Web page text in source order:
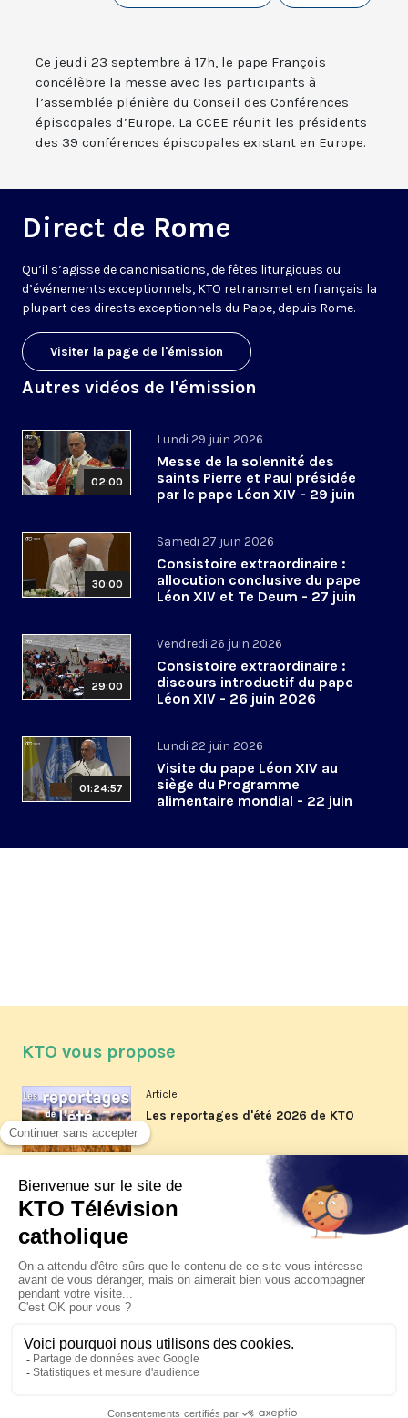
Ce jeudi 23 septembre à 17h, le pape François
concélèbre la messe avec les participants à
l’assemblée plénière du Conseil des Conférences
épiscopales d’Europe. La CCEE réunit les présidents
des 39 conférences épiscopales existant en Europe.
Direct de Rome
Qu’il s’agisse de canonisations, de fêtes liturgiques ou
d’événements exceptionnels, KTO retransmet en français la
plupart des directs exceptionnels du Pape, depuis Rome.
Visiter la page de l'émission
Autres vidéos de l'émission
02:00
Lundi 29 juin 2026
Messe de la solennité des
saints Pierre et Paul présidée
par le pape Léon XIV - 29 juin
30:00
Samedi 27 juin 2026
Consistoire extraordinaire :
allocution conclusive du pape
Léon XIV et Te Deum - 27 juin
29:00
Vendredi 26 juin 2026
Consistoire extraordinaire :
discours introductif du pape
Léon XIV - 26 juin 2026
01:24:57
Lundi 22 juin 2026
Visite du pape Léon XIV au
siège du Programme
alimentaire mondial - 22 juin
KTO vous propose
Article
Les reportages d'été 2026 de KTO
Article
La visite pastorale du pape Léon
XIV à Assise à suivre sur KTO le
Article
Le pape en Uruguay, Argentine et